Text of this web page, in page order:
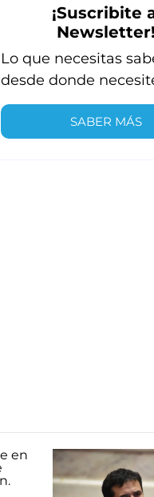
¡Suscribite
Newsletter!
Lo que necesitas
desde donde
SABER MÁS